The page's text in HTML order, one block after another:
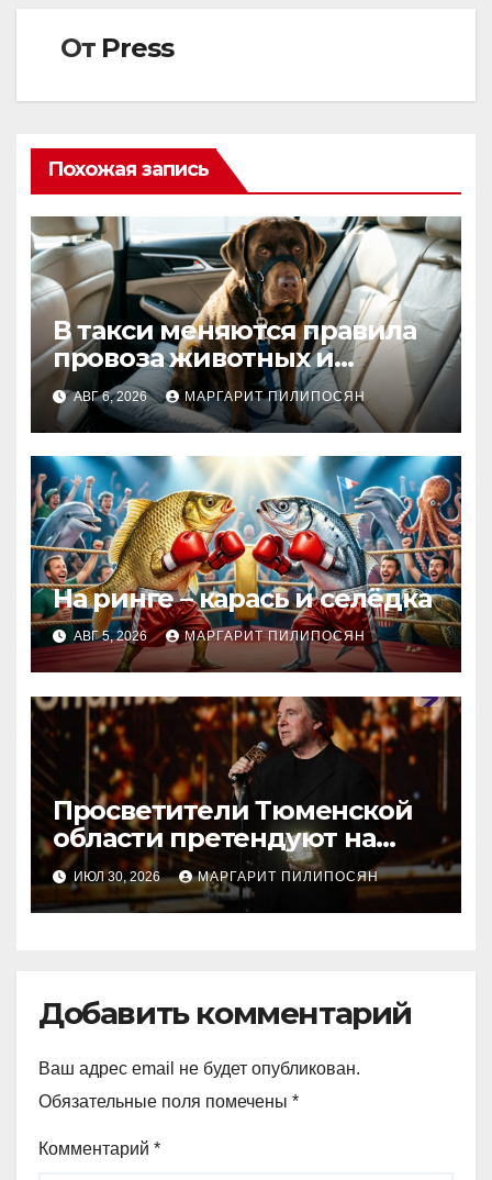
От Press
Похожая запись
В такси меняются правила
провоза животных и
багажа: что важно знать
АВГ 6, 2026 МАРГАРИТ ПИЛИПОСЯН
На ринге – карась и селёдка
АВГ 5, 2026 МАРГАРИТ ПИЛИПОСЯН
Просветители Тюменской
области претендуют на
награду Знание.Премия
ИЮЛ 30, 2026 МАРГАРИТ ПИЛИПОСЯН
Добавить комментарий
Ваш адрес email не будет опубликован.
Обязательные поля помечены *
Комментарий *